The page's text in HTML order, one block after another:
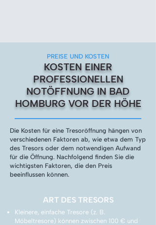
PREISE UND KOSTEN
KOSTEN EINER
PROFESSIONELLEN
NOTÖFFNUNG IN BAD
HOMBURG VOR DER HÖHE
Die Kosten für eine Tresoröffnung hängen von
verschiedenen Faktoren ab, wie etwa dem Typ
des Tresors oder dem notwendigen Aufwand
für die Öffnung. Nachfolgend finden Sie die
wichtigsten Faktoren, die den Preis
beeinflussen können.
ART DES TRESORS
Kleinere, einfache Tresore (z. B.
Möbeltresore) können zwischen 100 € und